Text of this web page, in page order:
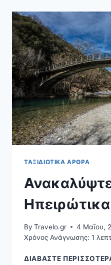
ΤΑΞΙΔΙΩΤΙΚΆ ΆΡΘΡΑ
By Travelo.gr
4 Μαΐου,
Χρόνος Ανάγνωσης: 1
ΔΙΑΒΑΣΤΕ